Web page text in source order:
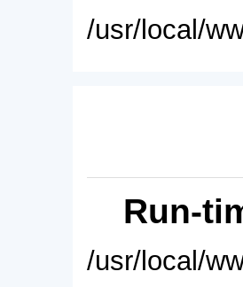
/usr/local/
Run-
/usr/local/